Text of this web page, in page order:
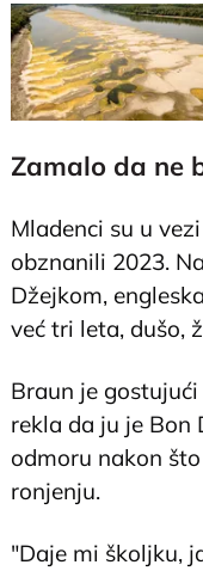
Zamalo da ne
Mladenci su u
obznanili 2023.
Džejkom,
već tri leta, dušo,
Braun je
rekla da ju je Bon
odmoru nakon
ronjenju.
"Daje mi školjku,